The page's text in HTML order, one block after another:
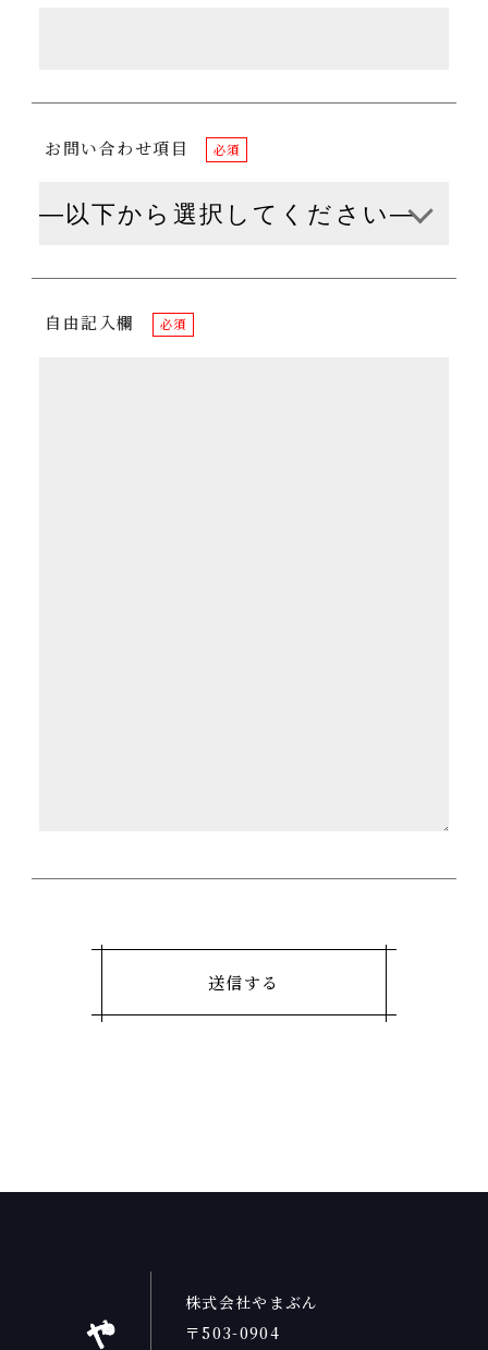
お問い合わせ項目 必須
自由記入欄 必須
株式会社やまぶん
〒503-0904